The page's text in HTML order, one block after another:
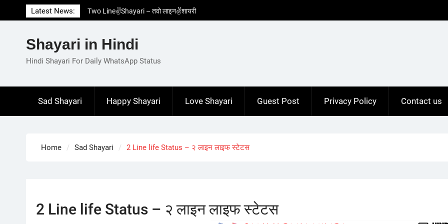
to
Latest News:
Two Line✌️Shayari – तवो लाइन✌️शायरी
Love😓Lines In Hindi – लव😓लाइन्स इन हिंदी
Love🥳Poetry In Hindi – लव🥳पोएट्री इन हिंदी
1 Line☝️Shayari In Hindi – १ लाइन☝️शायरी इन
Shayari in Hindi
Hindi Shayari For Daily WhatsApp Status
Sad Shayari Happy Shayari Love Shayari Guest Post Privacy Policy Contact us
Home Sad Shayari 2 Line life Status – २ लाइन लाइफ स्टेटस
2 Line life Status – २ लाइन लाइफ स्टेटस